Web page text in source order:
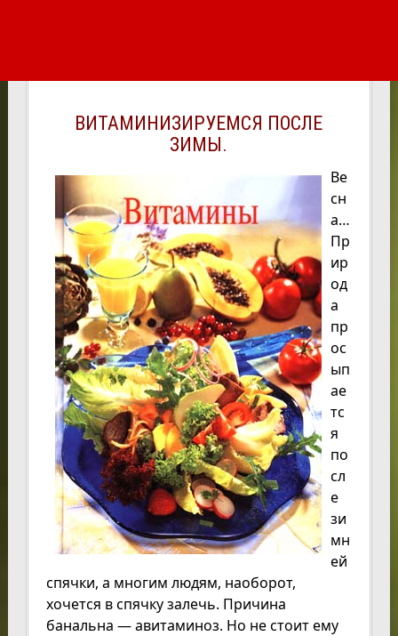
ВИТАМИНИЗИРУЕМСЯ ПОСЛЕ
ЗИМЫ.
Ве
сн
а…
Пр
ир
од
а
пр
ос
ып
ае
тс
я
по
сл
е
зи
мн
ей
спячки, а многим людям, наоборот,
хочется в спячку залечь. Причина
банальна — авитаминоз. Но не стоит ему